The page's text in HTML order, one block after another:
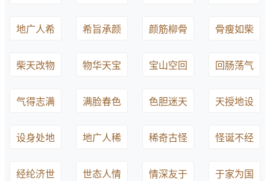
地广人希 希旨承颜 颜筋柳骨 骨瘦如柴
柴天改物 物华天宝 宝山空回 回肠荡气
气得志满 满脸春色 色胆迷天 天授地设
设身处地 地广人稀 稀奇古怪 怪诞不经
经纶济世 世态人情 情深友于 于家为国